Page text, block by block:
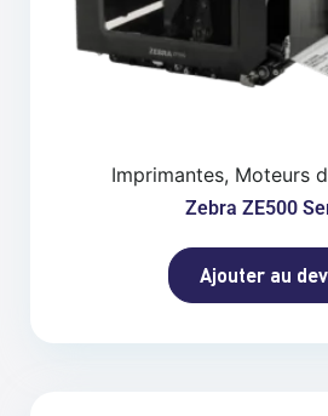
Imprimantes, Moteurs
Zebra ZE500
Ajouter au